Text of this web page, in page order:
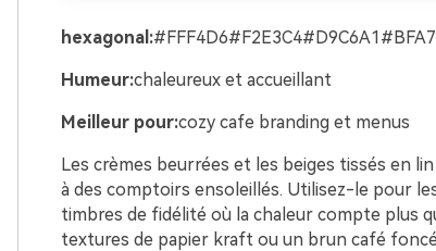
hexagonal:
Humeur:chaleureux et accueillant
Meilleur pour:cozy cafe branding et menus
Les crèmes beurrées et les beiges tissés en
à des comptoirs ensoleillés. Utilisez-le pour
timbres de fidélité où la chaleur compte plus
textures de papier kraft ou un brun café